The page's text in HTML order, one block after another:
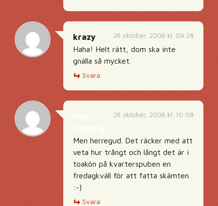
26 oktober, 2006 kl. 09:28
krazy
Haha! Helt rätt, dom ska inte
gnälla så mycket.
Svara
26 oktober, 2006 kl. 10:08
Men herregud. Det räcker med att
veta hur trångt och långt det är i
toakön på kvarterspuben en
fredagkväll för att fatta skämten
:-)
Svara